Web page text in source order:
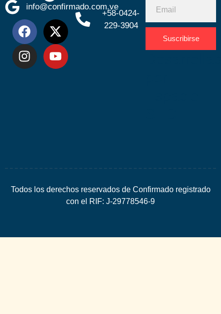
info@confirmado.com.ve
+58-0424-
229-3904
Suscribirse
Todos los derechos reservados de Confirmado registrado
con el RIF: J-29778546-9